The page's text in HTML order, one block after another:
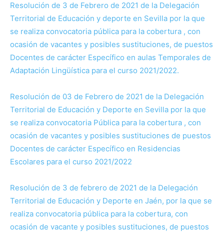
Resolución de 3 de Febrero de 2021 de la Delegación
Territorial de Educación y deporte en Sevilla por la que
se realiza convocatoria pública para la cobertura , con
ocasión de vacantes y posibles sustituciones, de puestos
Docentes de carácter Específico en aulas Temporales de
Adaptación Lingüística para el curso 2021/2022.
Resolución de 03 de Febrero de 2021 de la Delegación
Territorial de Educación y Deporte en Sevilla por la que
se realiza convocatoria Pública para la cobertura , con
ocasión de vacantes y posibles sustituciones de puestos
Docentes de carácter Específico en Residencias
Escolares para el curso 2021/2022
Resolución de 3 de febrero de 2021 de la Delegación
Territorial de Educación y Deporte en Jaén, por la que se
realiza convocatoria pública para la cobertura, con
ocasión de vacante y posibles sustituciones, de puestos